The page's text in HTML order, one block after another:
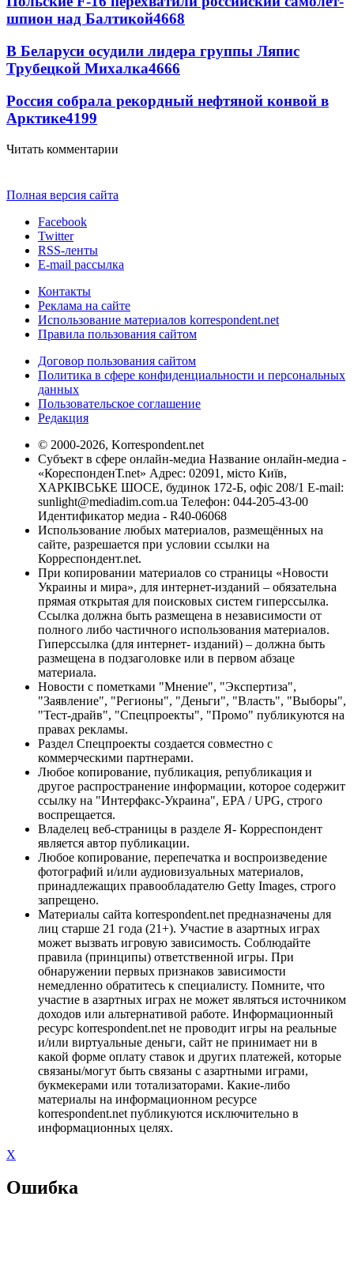
шпион над Балтикой4668
В Беларуси осудили лидера группы Ляпис
Трубецкой Михалка4666
Россия собрала рекордный нефтяной конвой в
Арктике4199
Читать комментарии
Полная версия сайта
Facebook
Twitter
RSS-ленты
E-mail рассылка
Контакты
Реклама на сайте
Использование материалов korrespondent.net
Правила пользования сайтом
Договор пользования сайтом
Политика в сфере конфиденциальности и персональных
данных
Пользовательское соглашение
Редакция
© 2000-2026, Korrespondent.net
Субъект в сфере онлайн-медиа Название онлайн-медиа -
«КореспонденТ.net» Адрес: 02091, місто Київ,
ХАРКІВСЬКЕ ШОСЕ, будинок 172-Б, офіс 208/1 E-mail:
sunlight@mediadim.com.ua Телефон: 044-205-43-00
Идентификатор медиа - R40-06068
Использование любых материалов, размещённых на
сайте, разрешается при условии ссылки на
Корреспондент.net.
При копировании материалов со страницы «Новости
Украины и мира», для интернет-изданий – обязательна
прямая открытая для поисковых систем гиперссылка.
Ссылка должна быть размещена в независимости от
полного либо частичного использования материалов.
Гиперссылка (для интернет- изданий) – должна быть
размещена в подзаголовке или в первом абзаце
материала.
Новости с пометками "Мнение", "Экспертиза",
"Заявление", "Регионы", "Деньги", "Власть", "Выборы",
"Тест-драйв", "Спецпроекты", "Промо" публикуются на
правах рекламы.
Раздел Спецпроекты создается совместно с
коммерческими партнерами.
Любое копирование, публикация, републикация и
другое распространение информации, которое содержит
ссылку на "Интерфакс-Украина", EPA / UPG, строго
воспрещается.
Владелец веб-страницы в разделе Я- Корреспондент
является автор публикации.
Любое копирование, перепечатка и воспроизведение
фотографий и/или аудиовизуальных материалов,
принадлежащих правообладателю Getty Images, строго
запрещено.
Материалы сайта korrespondent.net предназначены для
лиц старше 21 года (21+). Участие в азартных играх
может вызвать игровую зависимость. Соблюдайте
правила (принципы) ответственной игры. При
обнаружении первых признаков зависимости
немедленно обратитесь к специалисту. Помните, что
участие в азартных играх не может являться источником
доходов или альтернативой работе. Информационный
ресурс korrespondent.net не проводит игры на реальные
и/или виртуальные деньги, сайт не принимает ни в
какой форме оплату ставок и других платежей, которые
связаны/могут быть связаны с азартными играми,
букмекерами или тотализаторами. Какие-либо
материалы на информационном ресурсе
korrespondent.net публикуются исключительно в
информационных целях.
X
Ошибка